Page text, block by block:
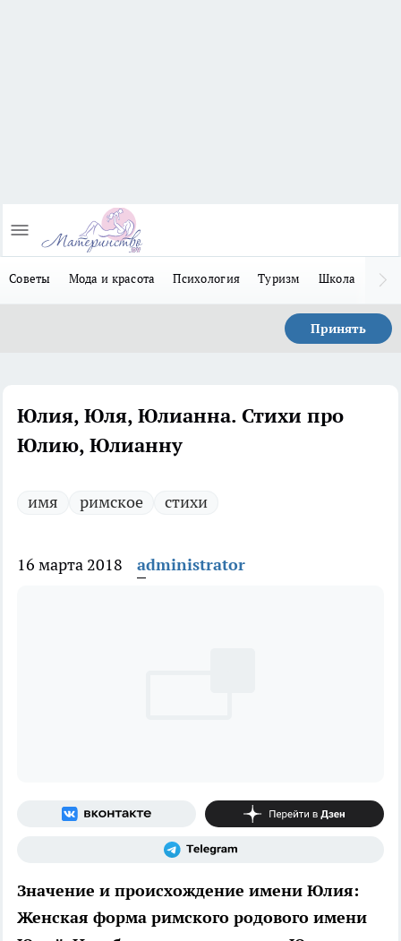
Советы Мода и красота Психология Туризм Школа
Принять
Юлия, Юля, Юлианна. Стихи про
Юлию, Юлианну
имя римское стихи
16 марта 2018 administrator
Значение и происхождение имени Юлия:
Женская форма римского родового имени